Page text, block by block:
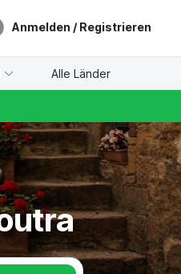
Anmelden / Registrieren
Alle Länder